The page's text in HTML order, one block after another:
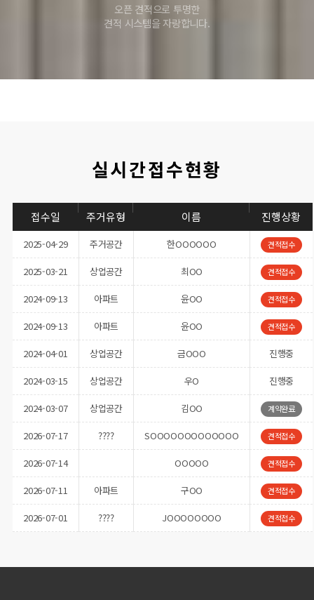
오픈 견적으로 투명한
견적 시스템을 자랑합니다.
실시간접수현황
접수일 주거유형 이름 진행상황
2025-03-21 상업공간 최OO 견적접수
2024-09-13 아파트 윤OO 견적접수
2024-09-13 아파트 윤OO 견적접수
2024-04-01 상업공간 금OOO 진행중
2024-03-15 상업공간 우O 진행중
2024-03-07 상업공간 김OO 계약완료
2026-07-17 ???? SOOOOOOOOOOOOO 견적접수
2026-07-14 OOOOO 견적접수
2026-07-11 구OO 견적접수
2026-07-01 ???? JOOOOOOOO 견적접수
2025-04-29 주거공간 한OOOOOO 견적접수